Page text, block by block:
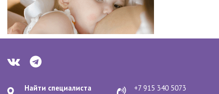
+7 915 340 5073
Найти специалиста